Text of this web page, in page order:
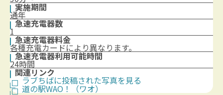
実施期間
通年
急速充電器数
1
急速充電器料金
各種充電カードにより異なります。
急速充電器利用可能時間
24時間
関連リンク
ラブちばに投稿された写真を見る
道の駅WAO！（ワオ）